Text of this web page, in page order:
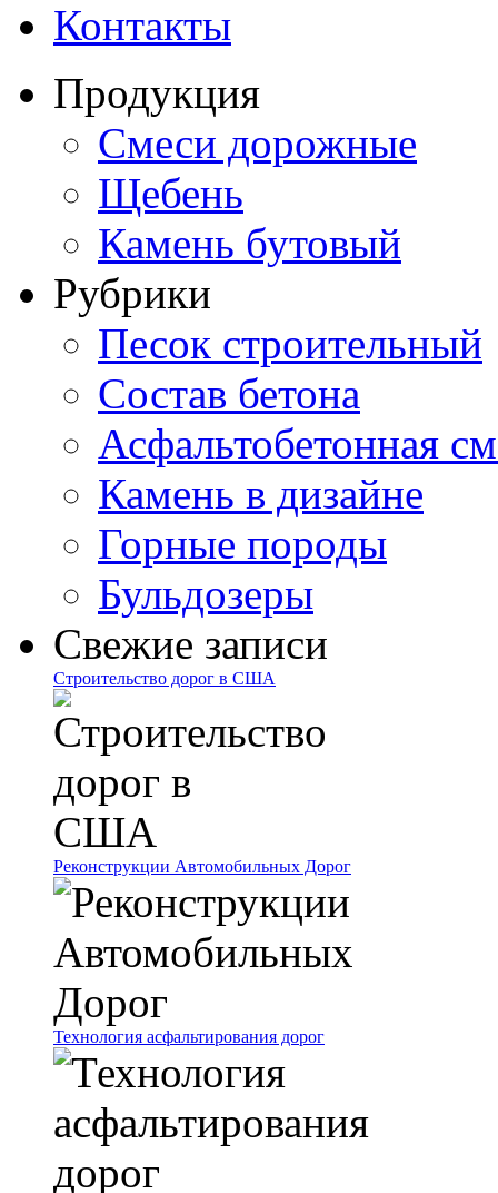
Контакты
Продукция
Смеси дорожные
Щебень
Камень бутовый
Рубрики
Песок строительный
Состав бетона
Асфальтобетонная
Камень в дизайне
Горные породы
Бульдозеры
Свежие записи
Строительство дорог в США
Реконструкции Автомобильных Дорог
Технология асфальтирования дорог